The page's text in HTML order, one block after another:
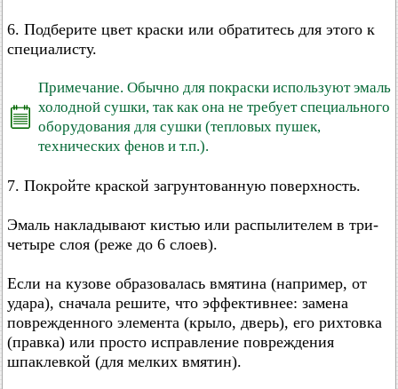
6. Подберите цвет краски или обратитесь для этого к
специалисту.
Примечание. Обычно для покраски используют эмаль
холодной сушки, так как она не требует специального
оборудования для сушки (тепловых пушек,
технических фенов и т.п.).
7. Покройте краской загрунтованную поверхность.
Эмаль накладывают кистью или распылителем в три-
четыре слоя (реже до 6 слоев).
Если на кузове образовалась вмятина (например, от
удара), сначала решите, что эффективнее: замена
поврежденного элемента (крыло, дверь), его рихтовка
(правка) или просто исправление повреждения
шпаклевкой (для мелких вмятин).